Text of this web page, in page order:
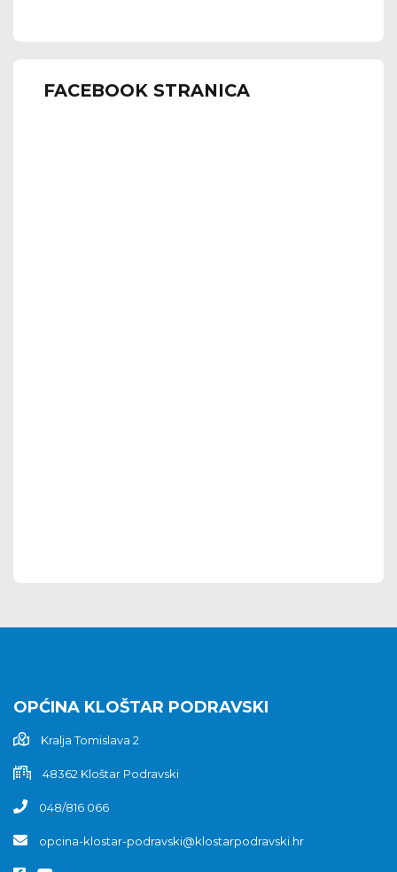
FACEBOOK STRANICA
OPĆINA KLOŠTAR PODRAVSKI
Kralja Tomislava 2
48362 Kloštar Podravski
048/816 066
opcina-klostar-podravski@klostarpodravski.hr